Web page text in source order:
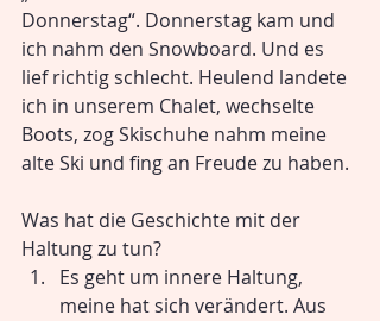
Donnerstag“. Donnerstag kam und
ich nahm den Snowboard. Und es
lief richtig schlecht. Heulend landete
ich in unserem Chalet, wechselte
Boots, zog Skischuhe nahm meine
alte Ski und fing an Freude zu haben.
Was hat die Geschichte mit der
Haltung zu tun?
Es geht um innere Haltung,
meine hat sich verändert. Aus